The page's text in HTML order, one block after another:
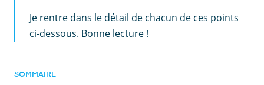
Je rentre dans le détail de chacun de ces points
ci-dessous. Bonne lecture !
SOMMAIRE